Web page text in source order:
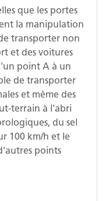
que les portes
la manipulation
transporter non
et des voitures
point A à un
de transporter
et même des
terrain à l'abri
du sel
100 km/h et le
points